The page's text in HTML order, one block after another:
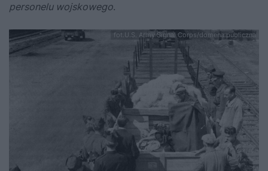
personelu wojskowego.
fot.U.S. Army Signal Corps/domena publiczna